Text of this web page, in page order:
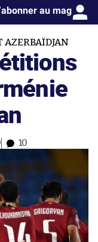
au mag
AZERBAÏDJAN
10